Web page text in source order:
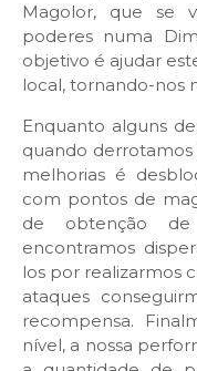
Magolor, que se
poderes numa
objetivo é ajudar
local, tornando-nos
Enquanto alguns
quando derrotamos
melhorias é
com pontos de
de obtenção
encontramos
los por realizarmos
ataques
recompensa.
nível, a nossa